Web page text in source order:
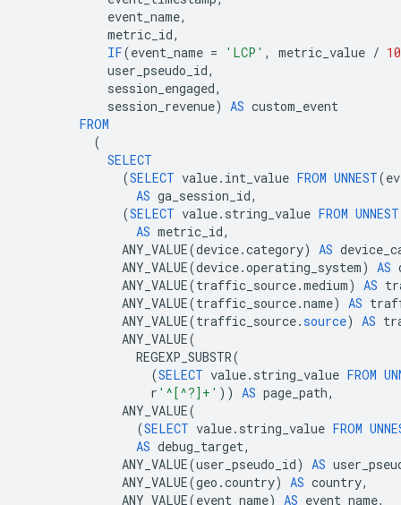
event_name,
metric_id,
IF(event_name = 'LCP' , metric_value /
user_pseudo_id,
session_engaged,
session_revenue) AS custom_event
FROM
(
SELECT
(SELECT value. int_value FROM UNNEST(
AS ga_session_id,
(SELECT value. string_value FROM UNNEST
AS metric_id,
ANY_VALUE(device.category) AS
ANY_VALUE(device.operating_system) AS
ANY_VALUE(traffic_source.medium) AS
ANY_VALUE(traffic_source.name) AS
ANY_VALUE(traffic_source.source) AS
ANY_VALUE(
REGEXP_SUBSTR(
(SELECT value. string_value FROM
r '^[^?]+' )) AS page_path,
ANY_VALUE(
(SELECT value. string_value FROM
AS debug_target,
ANY_VALUE(user_pseudo_id) AS
ANY_VALUE(geo .country) AS country,
ANY_VALUE(event_name) AS event_name,